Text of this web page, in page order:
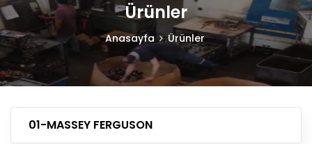
Ürünler
Anasayfa Ürünler
01-MASSEY FERGUSON